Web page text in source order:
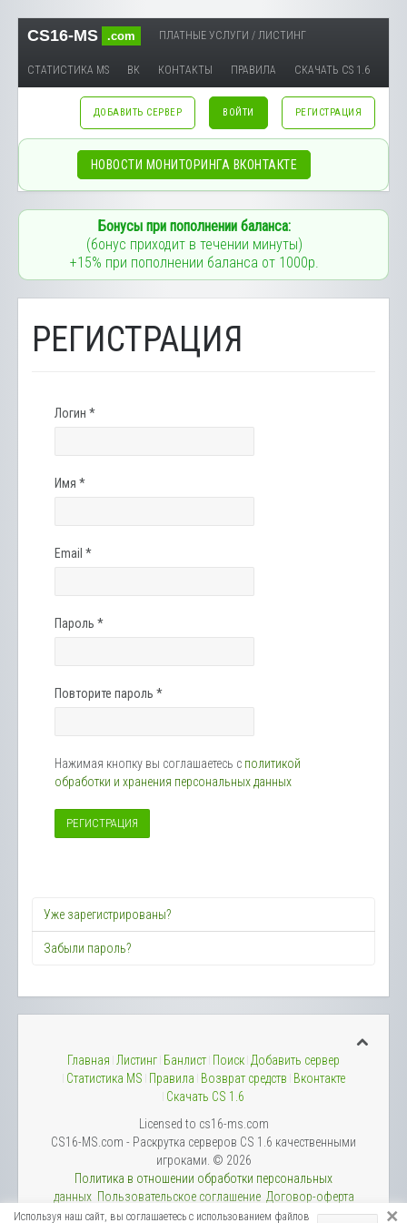
Используя наш сайт, вы соглашаетесь с использованием файлов ×
CS16-MS .com ПЛАТНЫЕ УСЛУГИ / ЛИСТИНГ
СТАТИСТИКА MS ВК КОНТАКТЫ ПРАВИЛА СКАЧАТЬ CS 1.6
ДОБАВИТЬ СЕРВЕР ВОЙТИ РЕГИСТРАЦИЯ
НОВОСТИ МОНИТОРИНГА ВКОНТАКТЕ
Бонусы при пополнении баланса:
(бонус приходит в течении минуты)
+15% при пополнении баланса от 1000р.
РЕГИСТРАЦИЯ
Логин *
Имя *
Email *
Пароль *
Повторите пароль *
Нажимая кнопку вы соглашаетесь с политикой
обработки и хранения персональных данных
РЕГИСТРАЦИЯ
Уже зарегистрированы?
Забыли пароль?
Главная Листинг Банлист Поиск Добавить сервер
Статистика MS
Правила Возврат средств Вконтакте
Скачать CS 1.6
Licensed to cs16-ms.com
CS16-MS.com - Раскрутка серверов CS 1.6 качественными
игроками. © 2026
Политика в отношении обработки персональных
данных Пользовательское соглашение Договор-оферта